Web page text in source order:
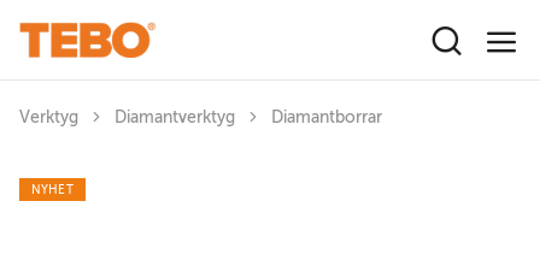
Verktyg Diamantverktyg Diamantborrar
NYHET